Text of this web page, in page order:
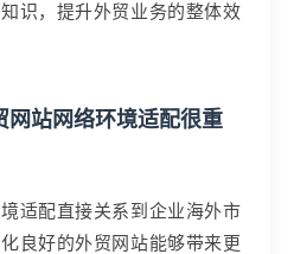
识，提升外贸业务的整体效
网站网络环境适配很重
适配直接关系到企业海外市
良好的外贸网站能够带来更